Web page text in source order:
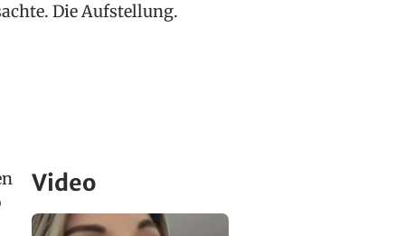
Die Aufstellung.
Video